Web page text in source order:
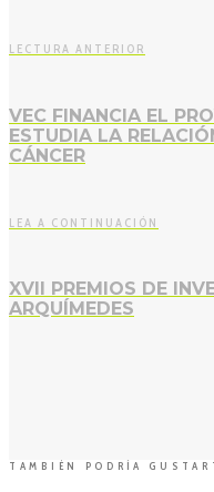
LECTURA ANTERIOR
VEC FINANCIA EL
ESTUDIA LA
CÁNCER
LEA A CONTINUACIÓN
XVII PREMIOS DE
ARQUÍMEDES
TAMBIÉN PODRÍA